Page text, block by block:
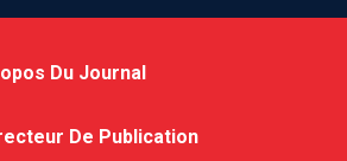
Du Journal
De Publication